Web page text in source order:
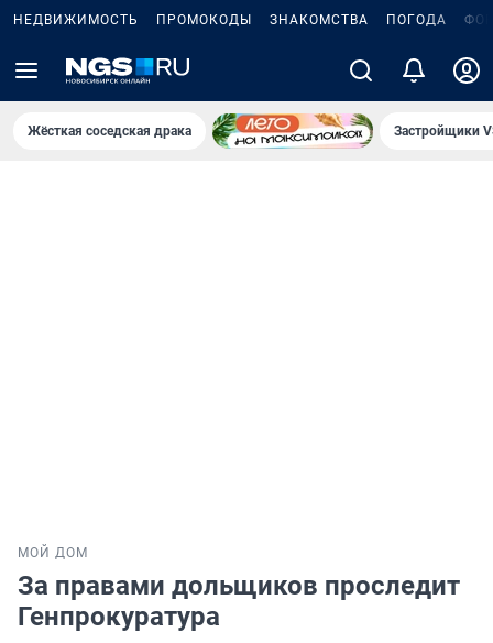
НЕДВИЖИМОСТЬ ПРОМОКОДЫ ЗНАКОМСТВА ПОГОДА
Жёсткая соседская драка Застройщики
МОЙ ДОМ
За правами дольщиков проследит
Генпрокуратура